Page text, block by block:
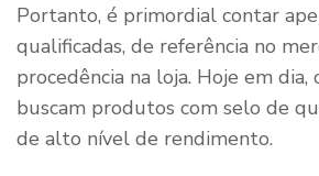
Portanto, é primordial contar
qualificadas, de referência no
procedência na loja. Hoje em dia,
buscam produtos com selo de
de alto nível de rendimento.